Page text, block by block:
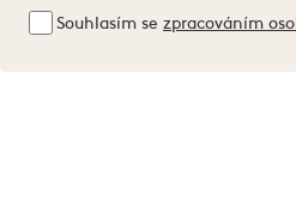
Souhlasím se zpracováním